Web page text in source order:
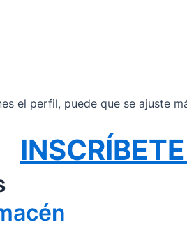
el perfil, puede que se ajuste